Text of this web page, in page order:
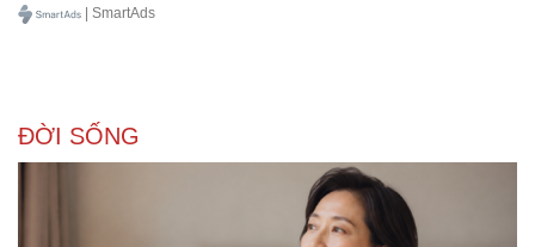
Ăn sạch sống khỏe
| SmartAds
ĐỜI SỐNG